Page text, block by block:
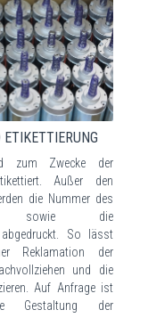
zum Zwecke der
Außer den
die Nummer des
sowie die
So lässt
Reklamation der
und die
Auf Anfrage ist
Gestaltung der